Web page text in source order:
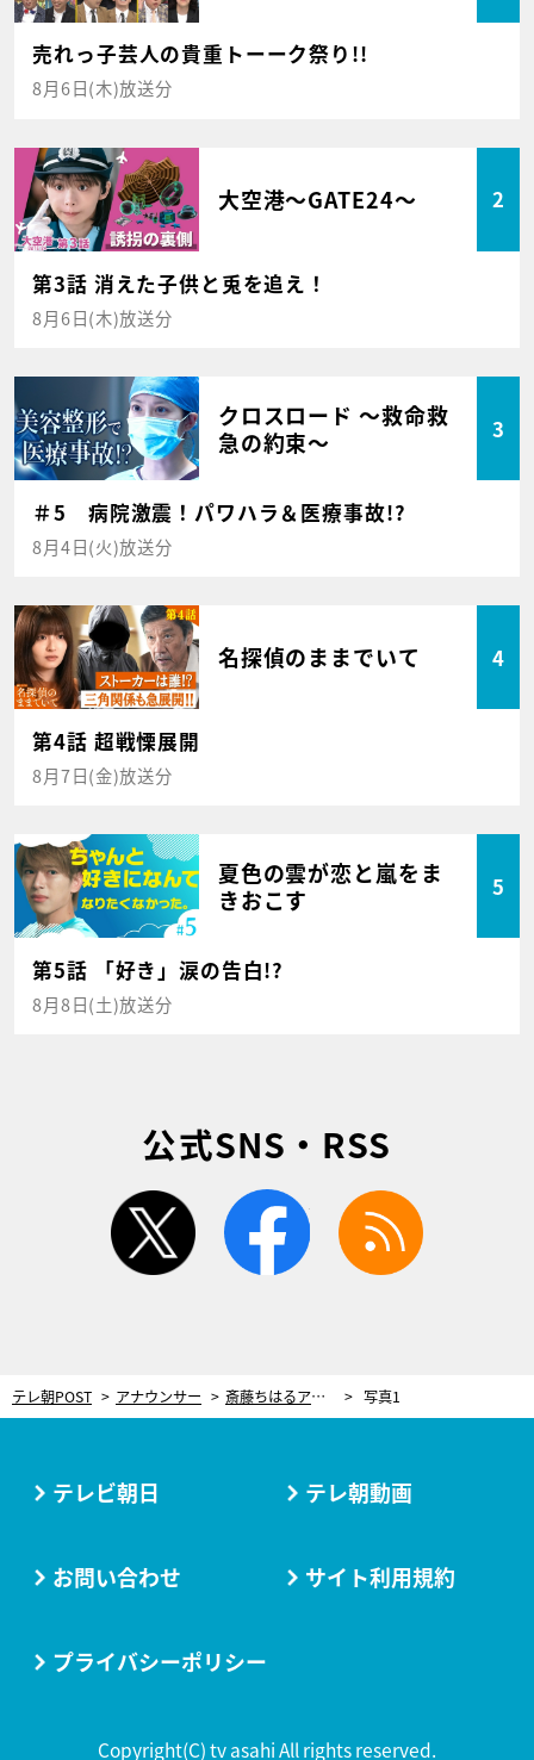
売れっ子芸人の貴重トーーク祭り!!
8月6日(木)放送分
大空港～GATE24～ 2
第3話 消えた子供と兎を追え！
8月6日(木)放送分
クロスロード ～救命救
急の約束～
3
＃5 病院激震！パワハラ＆医療事故!?
8月4日(火)放送分
名探偵のままでいて 4
第4話 超戦慄展開
8月7日(金)放送分
夏色の雲が恋と嵐をま
きおこす
5
第5話 「好き」涙の告白!?
8月8日(土)放送分
公式SNS・RSS
twitter facebook
テレ朝POST アナウンサー 斎藤ちはるアナ「指ハートはもう古く…」 『グッド！モーニング』チームで流行中のハート披露！ 写真1
テレビ朝日 テレ朝動画
お問い合わせ サイト利用規約
プライバシーポリシー
Copyright(C) tv asahi All rights reserved.